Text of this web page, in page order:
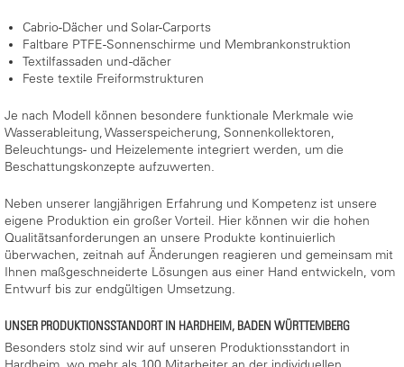
Cabrio-Dächer und Solar-Carports
Faltbare PTFE-Sonnenschirme und Membrankonstruktion
Textilfassaden und -dächer
Feste textile Freiformstrukturen
Je nach Modell können besondere funktionale Merkmale wie
Wasserableitung, Wasserspeicherung, Sonnenkollektoren,
Beleuchtungs- und Heizelemente integriert werden, um die
Beschattungskonzepte aufzuwerten.
Neben unserer langjährigen Erfahrung und Kompetenz ist unsere
eigene Produktion ein großer Vorteil. Hier können wir die hohen
Qualitätsanforderungen an unsere Produkte kontinuierlich
überwachen, zeitnah auf Änderungen reagieren und gemeinsam mit
Ihnen maßgeschneiderte Lösungen aus einer Hand entwickeln, vom
Entwurf bis zur endgültigen Umsetzung.
UNSER PRODUKTIONSSTANDORT IN HARDHEIM, BADEN WÜRTTEMBERG
Besonders stolz sind wir auf unseren Produktionsstandort in